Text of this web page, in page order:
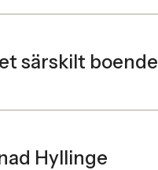
särskilt boende
Hyllinge